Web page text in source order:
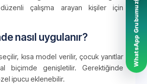
çalışma arayan kişiler için
nasıl uygulanır?
kısa model verilir, çocuk yanıtlar
biçimde genişletilir. Gerektiğinde
ipucu eklenebilir.
WhatsApp Grubumuz